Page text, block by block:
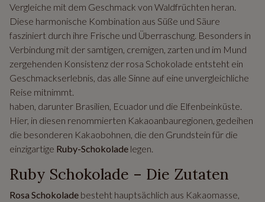
Vergleiche mit dem Geschmack von Waldfrüchten heran.
Diese harmonische Kombination aus Süße und Säure
fasziniert durch ihre Frische und Überraschung. Besonders in
Verbindung mit der samtigen, cremigen, zarten und im Mund
zergehenden Konsistenz der rosa Schokolade entsteht ein
Geschmackserlebnis, das alle Sinne auf eine unvergleichliche
Reise mitnimmt.
haben, darunter Brasilien, Ecuador und die Elfenbeinküste.
Hier, in diesen renommierten Kakaoanbauregionen, gedeihen
die besonderen Kakaobohnen, die den Grundstein für die
einzigartige Ruby-Schokolade legen.
Ruby Schokolade – Die Zutaten
Rosa Schokolade besteht hauptsächlich aus Kakaomasse,